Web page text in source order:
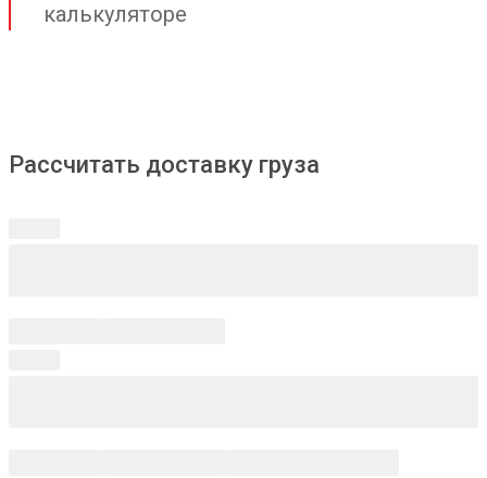
калькуляторе
Рассчитать доставку груза